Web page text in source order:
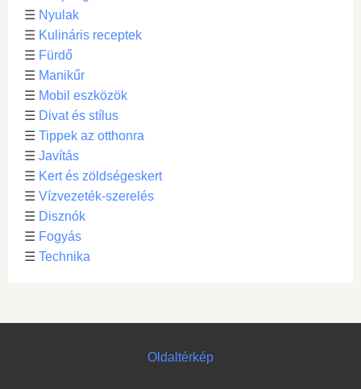
☰ Nyulak
☰ Kulináris receptek
☰ Fürdő
☰ Manikűr
☰ Mobil eszközök
☰ Divat és stílus
☰ Tippek az otthonra
☰ Javítás
☰ Kert és zöldségeskert
☰ Vízvezeték-szerelés
☰ Disznók
☰ Fogyás
☰ Technika
Oldaltérkép